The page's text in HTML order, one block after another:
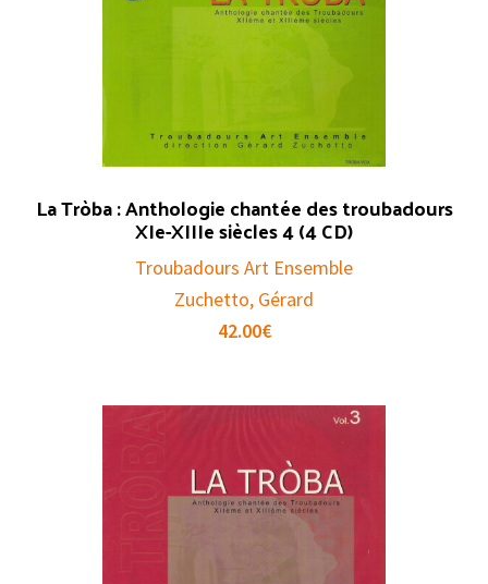
La Tròba : Anthologie chantée des troubadours
XIe-XIIIe siècles 4 (4 CD)
Troubadours Art Ensemble
Zuchetto, Gérard
42.00€